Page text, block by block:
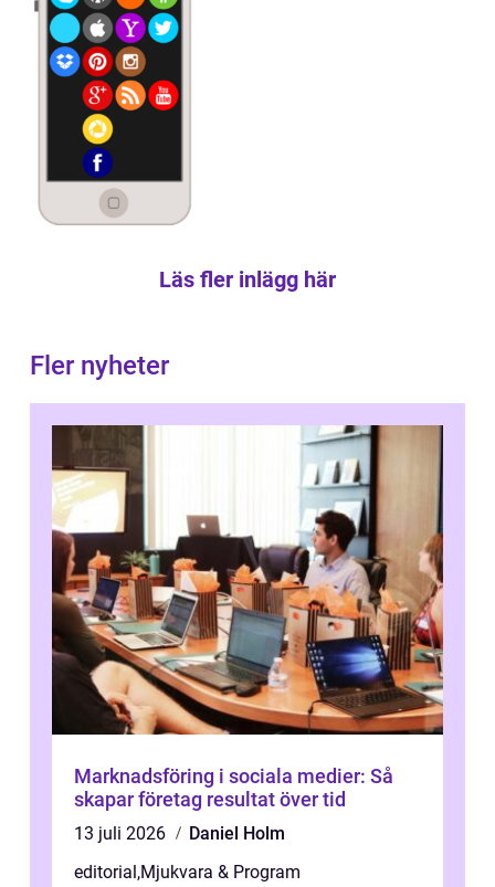
Läs fler inlägg här
Fler nyheter
Marknadsföring i sociala medier: Så
skapar företag resultat över tid
13 juli 2026
Daniel Holm
editorial,Mjukvara & Program